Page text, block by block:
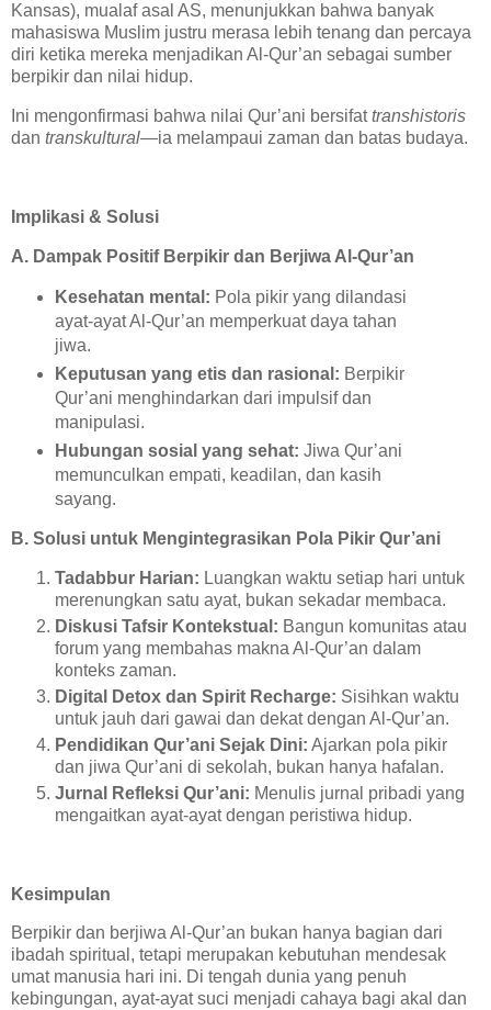
Kansas), mualaf asal AS, menunjukkan bahwa banyak
mahasiswa Muslim justru merasa lebih tenang dan percaya
diri ketika mereka menjadikan Al-Qur’an sebagai sumber
berpikir dan nilai hidup.
Ini mengonfirmasi bahwa nilai Qur’ani bersifattranshistoris
dan transkultural—ia melampaui zaman dan batas budaya.
Implikasi & Solusi
A. Dampak Positif Berpikir dan Berjiwa Al-Qur’an
Kesehatan mental: Pola pikir yang dilandasi
ayat-ayat Al-Qur’an memperkuat daya tahan
jiwa.
Keputusan yang etis dan rasional: Berpikir
Qur’ani menghindarkan dari impulsif dan
manipulasi.
Hubungan sosial yang sehat: Jiwa Qur’ani
memunculkan empati, keadilan, dan kasih
sayang.
B. Solusi untuk Mengintegrasikan Pola Pikir Qur’ani
Tadabbur Harian: Luangkan waktu setiap hari untuk
merenungkan satu ayat, bukan sekadar membaca.
Diskusi Tafsir Kontekstual: Bangun komunitas atau
forum yang membahas makna Al-Qur’an dalam
konteks zaman.
Digital Detox dan Spirit Recharge: Sisihkan waktu
untuk jauh dari gawai dan dekat dengan Al-Qur’an.
Pendidikan Qur’ani Sejak Dini: Ajarkan pola pikir
dan jiwa Qur’ani di sekolah, bukan hanya hafalan.
Jurnal Refleksi Qur’ani: Menulis jurnal pribadi yang
mengaitkan ayat-ayat dengan peristiwa hidup.
Kesimpulan
Berpikir dan berjiwa Al-Qur’an bukan hanya bagian dari
ibadah spiritual, tetapi merupakan kebutuhan mendesak
umat manusia hari ini. Di tengah dunia yang penuh
kebingungan, ayat-ayat suci menjadi cahaya bagi akal dan